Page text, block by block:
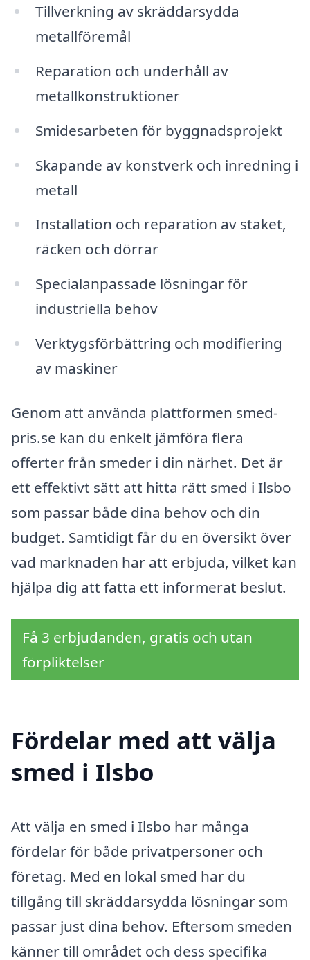
Tillverkning av skräddarsydda
metallföremål
Reparation och underhåll av
metallkonstruktioner
Smidesarbeten för byggnadsprojekt
Skapande av konstverk och inredning i
metall
Installation och reparation av staket,
räcken och dörrar
Specialanpassade lösningar för
industriella behov
Verktygsförbättring och modifiering
av maskiner
Genom att använda plattformen smed-
pris.se kan du enkelt jämföra flera
offerter från smeder i din närhet. Det är
ett effektivt sätt att hitta rätt smed i Ilsbo
som passar både dina behov och din
budget. Samtidigt får du en översikt över
vad marknaden har att erbjuda, vilket kan
hjälpa dig att fatta ett informerat beslut.
Få 3 erbjudanden, gratis och utan
förpliktelser
Fördelar med att välja
smed i Ilsbo
Att välja en smed i Ilsbo har många
fördelar för både privatpersoner och
företag. Med en lokal smed har du
tillgång till skräddarsydda lösningar som
passar just dina behov. Eftersom smeden
känner till området och dess specifika